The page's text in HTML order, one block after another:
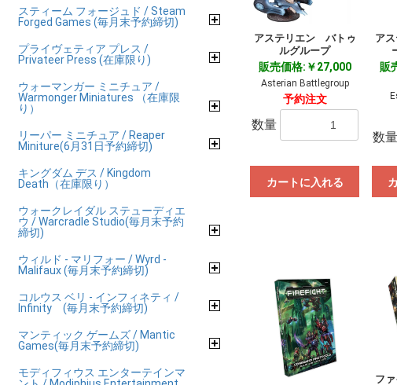
スティーム フォージュド / Steam
Forged Games (毎月末予約締切)
プライヴェティア プレス /
Privateer Press (在庫限り)
ウォーマンガー ミニチュア /
Warmonger Miniatures （在庫限
り）
リーパー ミニチュア / Reaper
Miniture(6月31日予約締切)
キングダム デス / Kingdom
Death（在庫限り）
ウォークレイダル ステューディエ
ウ / Warcradle Studio(毎月末予約
締切)
ウィルド - マリフォー / Wyrd -
Malifaux (毎月末予約締切)
コルウス ベリ - インフィネティ /
Infinity (毎月末予約締切)
マンティック ゲームズ / Mantic
Games(毎月末予約締切)
モディフィウス エンターテインマ
アステリエン バトゥ
ルグループ
販売価格:￥27,000
Asterian Battlegroup
予約注文
数量
カートに入れる
ア
販
数量
フ